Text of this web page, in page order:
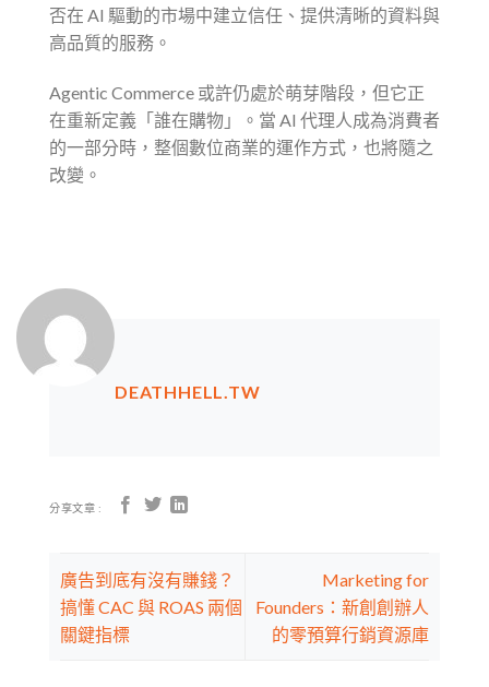
否在 AI 驅動的市場中建立信任、提供清晰的資料與
高品質的服務。
Agentic Commerce 或許仍處於萌芽階段，但它正
在重新定義「誰在購物」。當 AI 代理人成為消費者
的一部分時，整個數位商業的運作方式，也將隨之
改變。
DEATHHELL.TW
分享文章 :
廣告到底有沒有賺錢？
搞懂 CAC 與 ROAS 兩個
關鍵指標
Marketing for
Founders：新創創辦人
的零預算行銷資源庫